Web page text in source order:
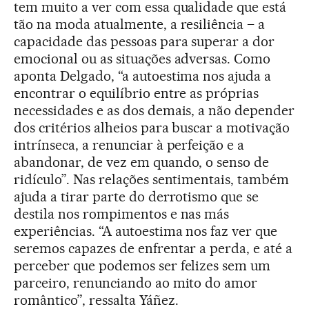
tem muito a ver com essa qualidade que está
tão na moda atualmente, a resiliência – a
capacidade das pessoas para superar a dor
emocional ou as situações adversas. Como
aponta Delgado, “a autoestima nos ajuda a
encontrar o equilíbrio entre as próprias
necessidades e as dos demais, a não depender
dos critérios alheios para buscar a motivação
intrínseca, a renunciar à perfeição e a
abandonar, de vez em quando, o senso de
ridículo”. Nas relações sentimentais, também
ajuda a tirar parte do derrotismo que se
destila nos rompimentos e nas más
experiências. “A autoestima nos faz ver que
seremos capazes de enfrentar a perda, e até a
perceber que podemos ser felizes sem um
parceiro, renunciando ao mito do amor
romântico”, ressalta Yáñez.